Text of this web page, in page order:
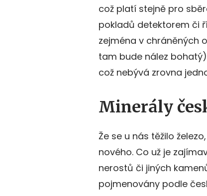
což platí stejně pro
pokladů detektorem či
zejména v chráněných
tam bude nález
což nebývá zrovna
Minerály
Že se u nás těžilo
nového. Co už je
nerostů či jiných
pojmenovány podle